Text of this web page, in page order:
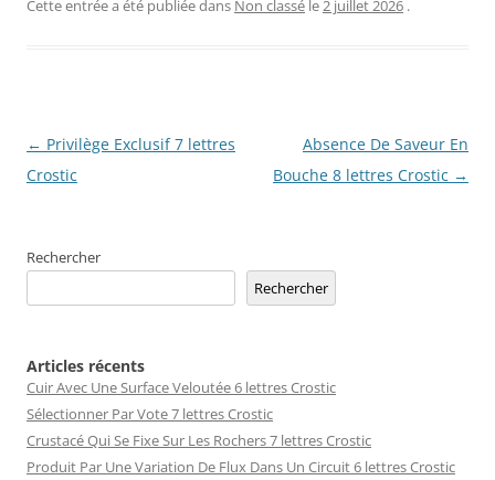
Cette entrée a été publiée dans Non classé le2 juillet 2026 .
Navigation
des
← Privilège Exclusif 7 lettres
Crostic
Absence De Saveur En
Bouche 8 lettres Crostic →
Rechercher
Rechercher
Articles récents
Cuir Avec Une Surface Veloutée 6 lettres Crostic
Sélectionner Par Vote 7 lettres Crostic
Crustacé Qui Se Fixe Sur Les Rochers 7 lettres Crostic
Produit Par Une Variation De Flux Dans Un Circuit 6 lettres Crostic